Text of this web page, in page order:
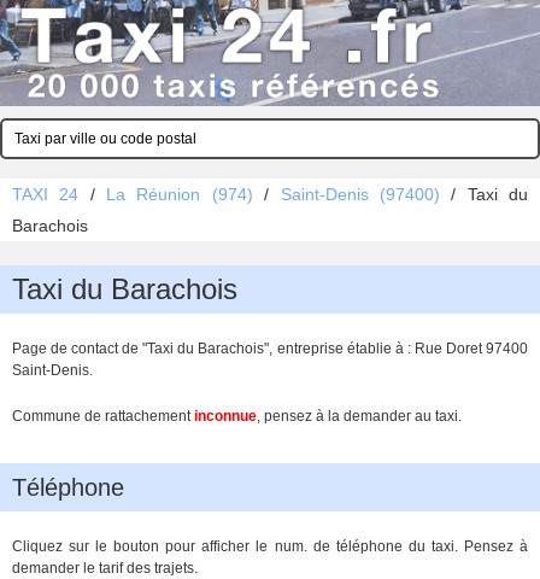
TAXI 24 / La Réunion (974) / Saint-Denis (97400) / Taxi du
Barachois
Taxi du Barachois
Page de contact de "Taxi du Barachois", entreprise établie à : Rue Doret 97400
Saint-Denis.
Commune de rattachementinconnue, pensez à la demander au taxi.
Téléphone
Cliquez sur le bouton pour afficher le num. de téléphone du taxi. Pensez à
demander le tarif des trajets.